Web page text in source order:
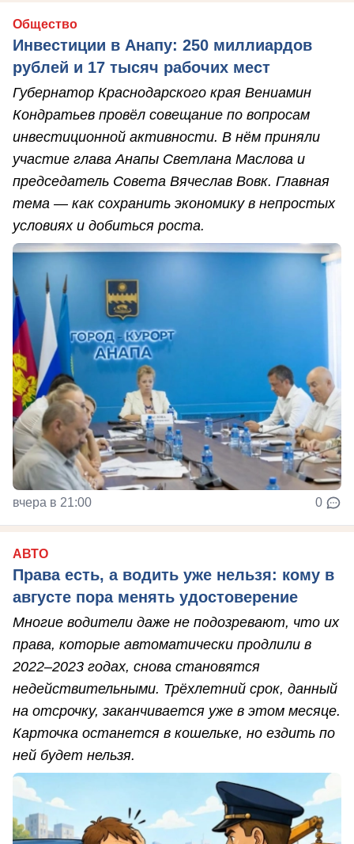
Общество
Инвестиции в Анапу: 250 миллиардов
рублей и 17 тысяч рабочих мест
Губернатор Краснодарского края Вениамин
Кондратьев провёл совещание по вопросам
инвестиционной активности. В нём приняли
участие глава Анапы Светлана Маслова и
председатель Совета Вячеслав Вовк. Главная
тема — как сохранить экономику в непростых
условиях и добиться роста.
вчера в 21:00 0
АВТО
Права есть, а водить уже нельзя: кому в
августе пора менять удостоверение
Многие водители даже не подозревают, что их
права, которые автоматически продлили в
2022–2023 годах, снова становятся
недействительными. Трёхлетний срок, данный
на отсрочку, заканчивается уже в этом месяце.
Карточка останется в кошельке, но ездить по
ней будет нельзя.